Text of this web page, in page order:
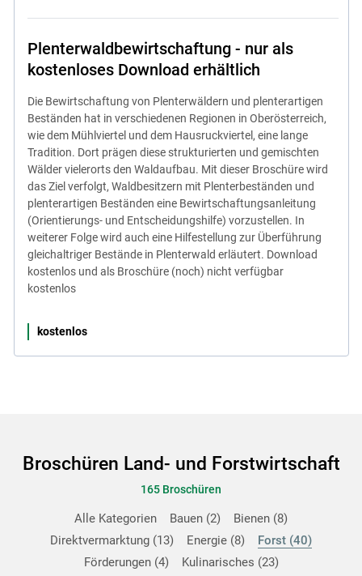
Plenterwaldbewirtschaftung - nur als
kostenloses Download erhältlich
Die Bewirtschaftung von Plenterwäldern und plenterartigen
Beständen hat in verschiedenen Regionen in Oberösterreich,
wie dem Mühlviertel und dem Hausruckviertel, eine lange
Tradition. Dort prägen diese strukturierten und gemischten
Wälder vielerorts den Waldaufbau. Mit dieser Broschüre wird
das Ziel verfolgt, Waldbesitzern mit Plenterbeständen und
plenterartigen Beständen eine Bewirtschaftungsanleitung
(Orientierungs- und Entscheidungshilfe) vorzustellen. In
weiterer Folge wird auch eine Hilfestellung zur Überführung
gleichaltriger Bestände in Plenterwald erläutert. Download
kostenlos und als Broschüre (noch) nicht verfügbar
kostenlos
kostenlos
Broschüren Land- und Forstwirtschaft
165 Broschüren
Alle Kategorien Bauen 2 Bienen 8
Direktvermarktung 13 Energie 8 Forst 40
Förderungen 4 Kulinarisches 23